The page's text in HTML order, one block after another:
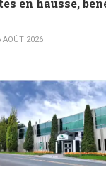
en hausse,
AOÛT 2026